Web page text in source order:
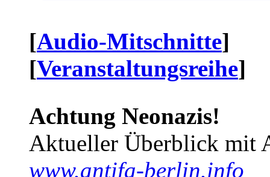
[Audio-Mitschnitte]
[Veranstaltungsreihe]
Achtung Neonazis!
Aktueller Überblick mit
www.antifa-berlin.info